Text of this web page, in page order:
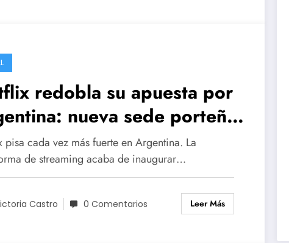
redobla su apuesta por
nueva sede porteña
grilla repleta de
locales
pisa cada vez más fuerte en Argentina. La
de streaming acaba de inaugurar…
Castro 0 Comentarios Leer Más